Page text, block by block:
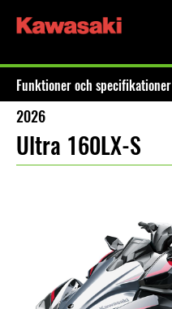
Funktioner och specifikationer
2026
Ultra 160LX-S